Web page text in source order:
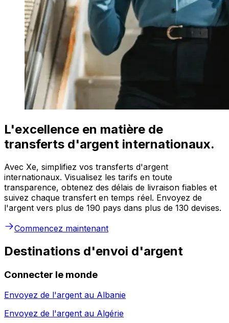
L'excellence en matière de
transferts d'argent internationaux.
Avec Xe, simplifiez vos transferts d'argent
internationaux. Visualisez les tarifs en toute
transparence, obtenez des délais de livraison fiables et
suivez chaque transfert en temps réel. Envoyez de
l'argent vers plus de 190 pays dans plus de 130 devises.
Commencez maintenant
Destinations d'envoi d'argent
Connecter le monde
Envoyez de l'argent au Albanie
Envoyez de l'argent au Algérie